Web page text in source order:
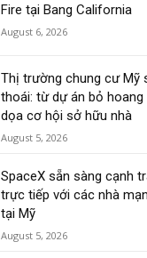
Fire tại Bang California
August 6, 2026
Thị trường chung cư Mỹ
thoái: từ dự án bỏ hoang
dọa cơ hội sở hữu nhà
August 5, 2026
SpaceX sẵn sàng cạnh
trực tiếp với các nhà
tại Mỹ
August 5, 2026